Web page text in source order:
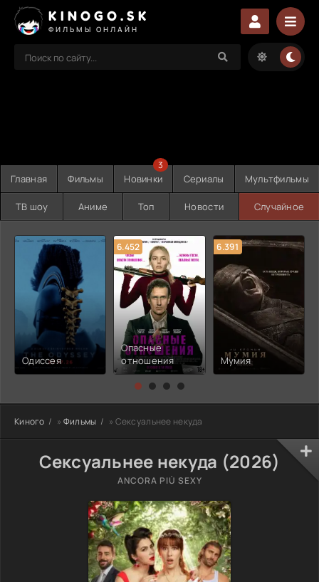
KINOGO.SK
ФИЛЬМЫ ОНЛАЙН
Главная Фильмы Новинки
3
Сериалы Мультфильмы
ТВ шоу Аниме Топ Новости Случайное
Одиссея
6.452
Опасные
отношения
6.391
Мумия
Киного » Фильмы » Сексуальнее некуда
Сексуальнее некуда (2026)
ANCORA PIÙ SEXY